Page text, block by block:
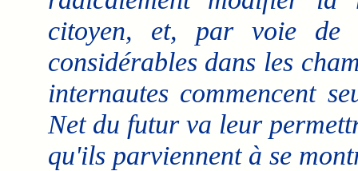
citoyen, et, par voie de
considérables dans les
internautes commencent
Net du futur va leur
qu'ils parviennent à se